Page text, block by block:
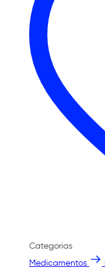
Categorias
Medicamentos